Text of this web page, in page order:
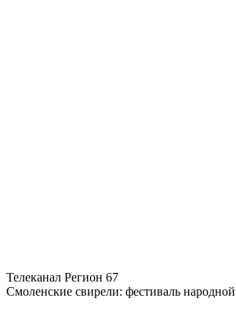
Телеканал Регион 67
Смоленские свирели: фестиваль